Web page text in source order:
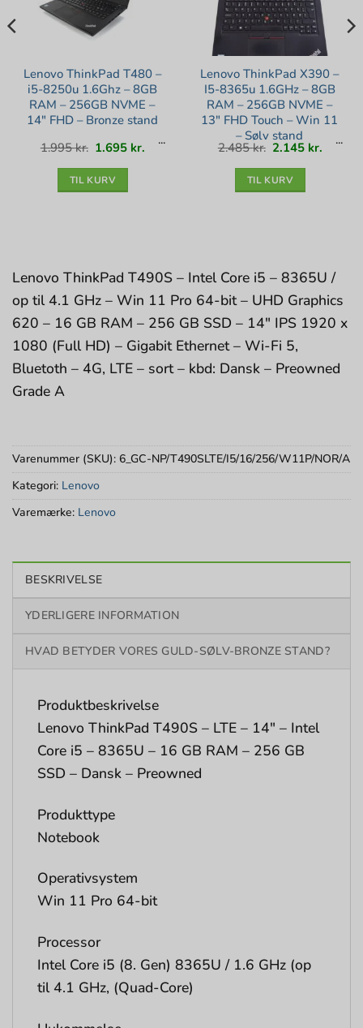
Lenovo ThinkPad T480 –
i5-8250u 1.6Ghz – 8GB
RAM – 256GB NVME –
14″ FHD – Bronze stand
1.995kr. Den
oprindelige
pris
1.695 kr. Den
TIL KURV
Lenovo ThinkPad X390 –
I5-8365u 1.6GHz – 8GB
RAM – 256GB NVME –
13″ FHD Touch – Win 11
– Sølv stand
2.485kr. Den
oprindelige
pris
2.145 kr. Den
TIL KURV
Lenovo ThinkPad T490S – Intel Core i5 – 8365U /
op til 4.1 GHz – Win 11 Pro 64-bit – UHD Graphics
620 – 16 GB RAM – 256 GB SSD – 14″ IPS 1920 x
1080 (Full HD) – Gigabit Ethernet – Wi-Fi 5,
Bluetoth – 4G, LTE – sort – kbd: Dansk – Preowned
Grade A
Varenummer (SKU): 6_GC-NP/T490SLTE/I5/16/256/W11P/NOR/A
Kategori: Lenovo
Varemærke: Lenovo
BESKRIVELSE
YDERLIGERE INFORMATION
HVAD BETYDER VORES GULD-SØLV-BRONZE STAND?
Produktbeskrivelse
Lenovo ThinkPad T490S – LTE – 14″ – Intel
Core i5 – 8365U – 16 GB RAM – 256 GB
SSD – Dansk – Preowned
Produkttype
Notebook
Operativsystem
Win 11 Pro 64-bit
Processor
Intel Core i5 (8. Gen) 8365U / 1.6 GHz (op
til 4.1 GHz, (Quad-Core)